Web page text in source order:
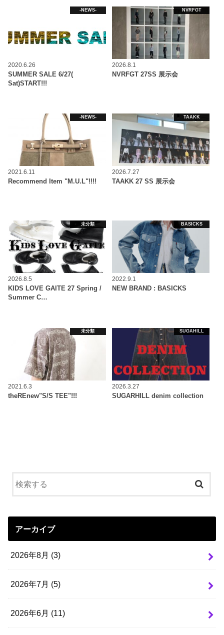
-NEWS-
2020.6.26
SUMMER SALE 6/27(
Sat)START!!!
NVRFGT
2026.8.1
NVRFGT 27SS 展示会
-NEWS-
2021.6.11
Recommend Item "M.U.L"!!!!
TAAKK
2026.7.27
TAAKK 27 SS 展示会
未分類
2026.8.5
KIDS LOVE GAITE 27 Spring /
Summer C…
BASICKS
2022.9.1
NEW BRAND : BASICKS
未分類
2021.6.3
theREnew"S/S TEE"!!!
SUGAHILL
2026.3.27
SUGARHILL denim collection
アーカイブ
2026年8月 (3)
2026年7月 (5)
2026年6月 (11)